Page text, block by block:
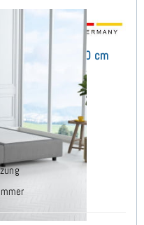
Matratze 160x200 cm